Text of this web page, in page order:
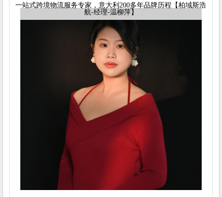
一站式跨境物流服务专家，意大利200多年品牌历程【柏域斯浩
航-经理-温柳萍】